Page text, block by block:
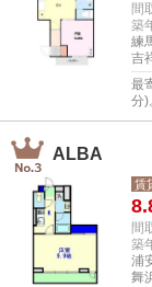
間
築
練
吉
最
分)
ALBA
賃
間
築
浦
舞